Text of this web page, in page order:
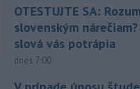
OTESTUJTE SA:
slovenským
slová vás potrápia
dnes 7:00